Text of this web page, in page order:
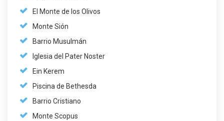
El Monte de los Olivos
Monte Sión
Barrio Musulmán
Iglesia del Pater Noster
Ein Kerem
Piscina de Bethesda
Barrio Cristiano
Monte Scopus